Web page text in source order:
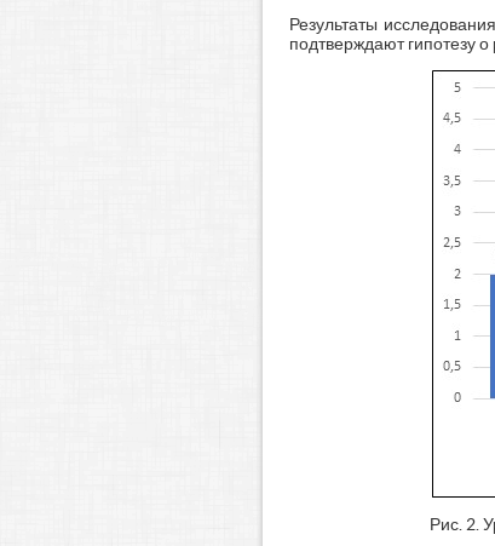
Результаты
подтверждают гипотезу о
Рис. 2.